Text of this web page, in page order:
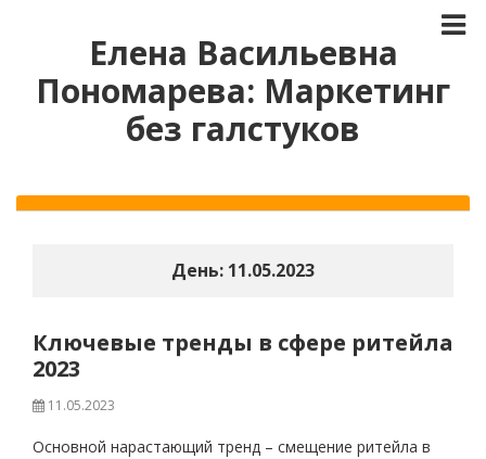
Елена Васильевна
Пономарева: Маркетинг
без галстуков
День: 11.05.2023
Ключевые тренды в сфере ритейла
2023
11.05.2023
Основной нарастающий тренд – смещение ритейла в